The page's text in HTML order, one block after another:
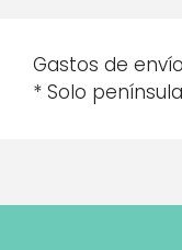
Gastos de
* Solo